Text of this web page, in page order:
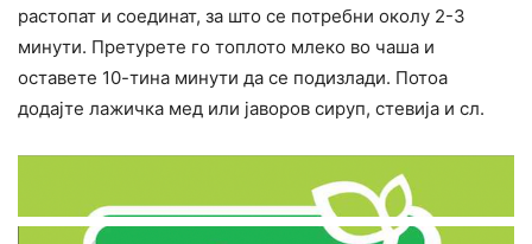
растопат и соединат, за што се потребни околу 2-3
минути. Претурете го топлото млеко во чаша и
оставете 10-тина минути да се подизлади. Потоа
додајте лажичка мед или јаворов сируп, стевија и сл.